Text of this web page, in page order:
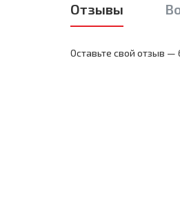
Отзывы
Оставьте свой отзыв —